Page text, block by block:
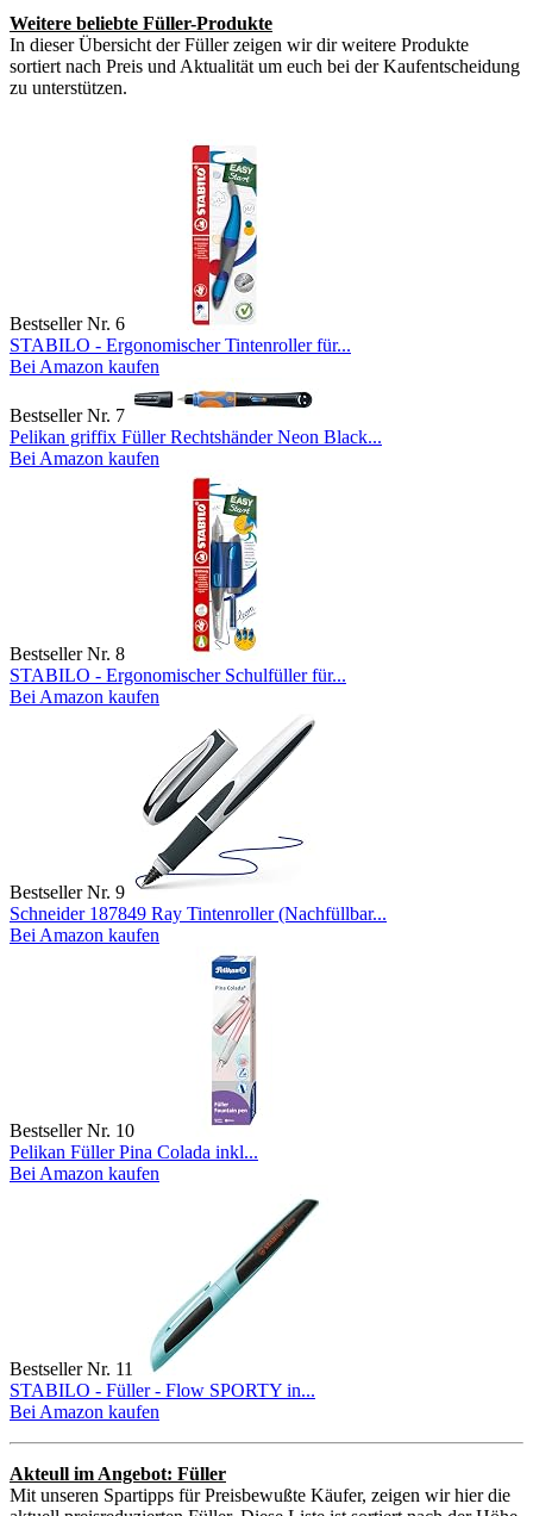
Weitere beliebte Füller-Produkte
In dieser Übersicht der Füller zeigen wir dir weitere Produkte
sortiert nach Preis und Aktualität um euch bei der Kaufentscheidung
zu unterstützen.
Bestseller Nr. 6
STABILO - Ergonomischer Tintenroller für...
Bei Amazon kaufen
Bestseller Nr. 7
Pelikan griffix Füller Rechtshänder Neon Black...
Bei Amazon kaufen
Bestseller Nr. 8
STABILO - Ergonomischer Schulfüller für...
Bei Amazon kaufen
Bestseller Nr. 9
Schneider 187849 Ray Tintenroller (Nachfüllbar...
Bei Amazon kaufen
Bestseller Nr. 10
Pelikan Füller Pina Colada inkl...
Bei Amazon kaufen
Bestseller Nr. 11
STABILO - Füller - Flow SPORTY in...
Bei Amazon kaufen
Akteull im Angebot: Füller
Mit unseren Spartipps für Preisbewußte Käufer, zeigen wir hier die